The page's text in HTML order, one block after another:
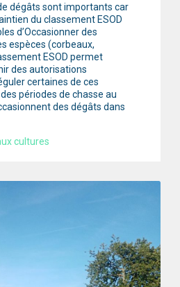
dégâts sont importants car
du classement ESOD
d’Occasionner des
espèces (corbeaux,
ESOD permet
des autorisations
certaines de ces
périodes de chasse au
des dégâts dans
cultures